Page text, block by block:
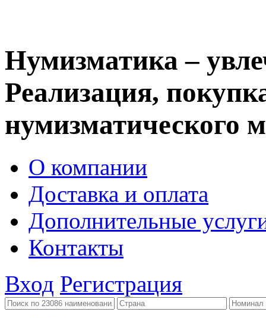
Нумизматика –
Реализация,
нумизматического
О компании
Доставка и оплата
Дополнительные
Контакты
Вход Регистрация